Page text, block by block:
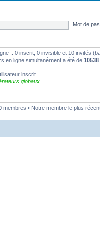
Mot de
:: 0 inscrit, 0 invisible et 10 invités
en ligne simultanément a été de 10538
inscrit
globaux
membres • Notre membre le plus